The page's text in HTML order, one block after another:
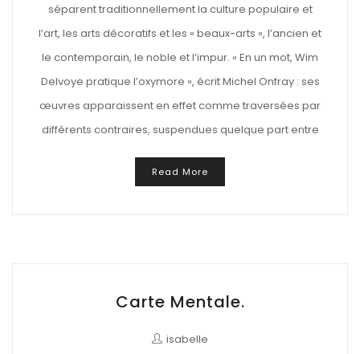
séparent traditionnellement la culture populaire et
l’art, les arts décoratifs et les « beaux-arts », l’ancien et
le contemporain, le noble et l’impur. « En un mot, Wim
Delvoye pratique l’oxymore », écrit Michel Onfray : ses
œuvres apparaissent en effet comme traversées par
différents contraires, suspendues quelque part entre
Read More
Carte Mentale.
isabelle